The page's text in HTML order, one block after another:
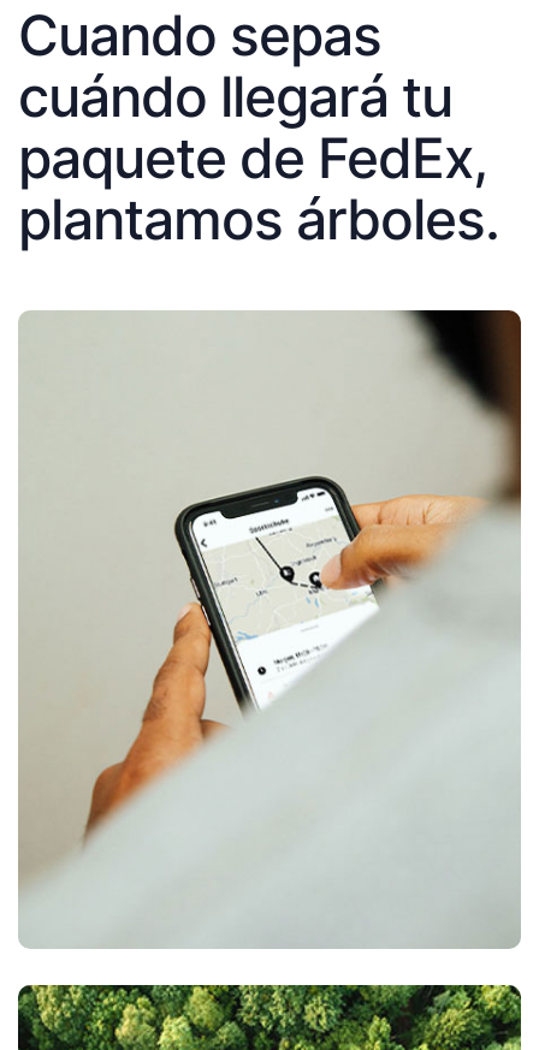
Cuando sepas
cuándo llegará tu
paquete de FedEx,
plantamos árboles.